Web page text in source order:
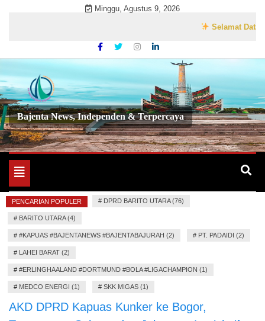
Minggu, Agustus 9, 2026
Selamat Datang di
Bajenta News, Independen & Terpercaya
Toggle
navigation
PENCARIAN POPULER # DPRD BARITO UTARA (76)
# BARITO UTARA (4)
# #KAPUAS #BAJENTANEWS #BAJENTABAJURAH (2) # PT. PADAIDI (2)
# LAHEI BARAT (2)
# #ERLINGHAALAND #DORTMUND #BOLA #LIGACHAMPION (1)
# MEDCO ENERGI (1) # SKK MIGAS (1)
AKD DPRD Kapuas Kunker ke Bogor,